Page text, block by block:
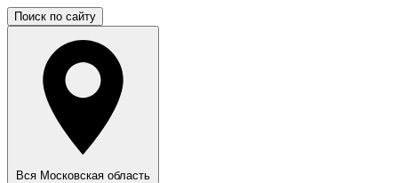
Поиск по сайту
Вся Московская область